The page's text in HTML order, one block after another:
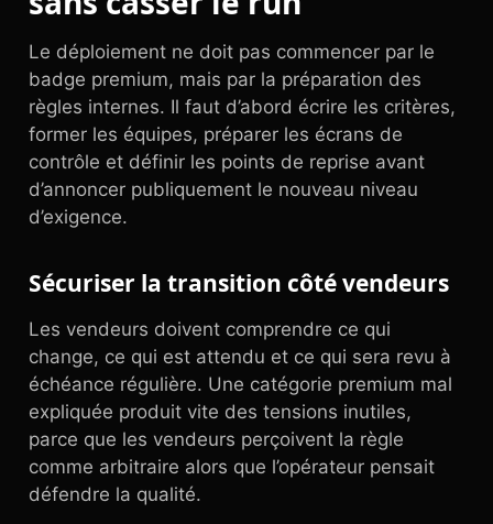
Le déploiement ne doit pas commencer par le
badge premium, mais par la préparation des
règles internes. Il faut d’abord écrire les critères,
former les équipes, préparer les écrans de
contrôle et définir les points de reprise avant
d’annoncer publiquement le nouveau niveau
d’exigence.
Sécuriser la transition côté vendeurs
Les vendeurs doivent comprendre ce qui
change, ce qui est attendu et ce qui sera revu à
échéance régulière. Une catégorie premium mal
expliquée produit vite des tensions inutiles,
parce que les vendeurs perçoivent la règle
comme arbitraire alors que l’opérateur pensait
défendre la qualité.